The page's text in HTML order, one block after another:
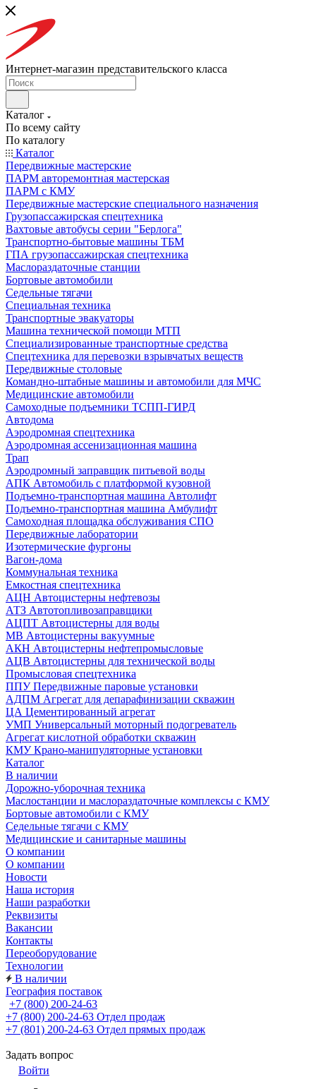
Интернет-магазин представительского класса
Каталог
По всему сайту
По каталогу
Каталог
Передвижные мастерские
ПАРМ авторемонтная мастерская
ПАРМ с КМУ
Передвижные мастерские специального назначения
Грузопассажирская спецтехника
Вахтовые автобусы серии "Берлога"
Транспортно-бытовые машины ТБМ
ГПА грузопассажирская спецтехника
Маслораздаточные станции
Бортовые автомобили
Седельные тягачи
Специальная техника
Транспортные эвакуаторы
Машина технической помощи МТП
Специализированные транспортные средства
Спецтехника для перевозки взрывчатых веществ
Передвижные столовые
Командно-штабные машины и автомобили для МЧС
Медицинские автомобили
Самоходные подъемники ТСПП-ГИРД
Автодома
Аэродромная спецтехника
Аэродромная ассенизационная машина
Трап
Аэродромный заправщик питьевой воды
АПК Автомобиль с платформой кузовной
Подъемно-транспортная машина Автолифт
Подъемно-транспортная машина Амбулифт
Самоходная площадка обслуживания СПО
Передвижные лаборатории
Изотермические фургоны
Вагон-дома
Коммунальная техника
Емкостная спецтехника
АЦН Автоцистерны нефтевозы
АТЗ Автотопливозаправщики
АЦПТ Автоцистерны для воды
МВ Автоцистерны вакуумные
АКН Автоцистерны нефтепромысловые
АЦВ Автоцистерны для технической воды
Промысловая спецтехника
ППУ Передвижные паровые установки
АДПМ Агрегат для депарафинизации скважин
ЦА Цементированный агрегат
УМП Универсальный моторный подогреватель
Агрегат кислотной обработки скважин
КМУ Крано-манипуляторные установки
Каталог
В наличии
Дорожно-уборочная техника
Маслостанции и маслораздаточные комплексы с КМУ
Бортовые автомобили с КМУ
Седельные тягачи с КМУ
Медицинские и санитарные машины
О компании
О компании
Новости
Наша история
Наши разработки
Реквизиты
Вакансии
Контакты
Переоборудование
Технологии
В наличии
География поставок
+7 (800) 200-24-63
+7 (800) 200-24-63 Отдел продаж
+7 (801) 200-24-63 Отдел прямых продаж
Задать вопрос
Войти